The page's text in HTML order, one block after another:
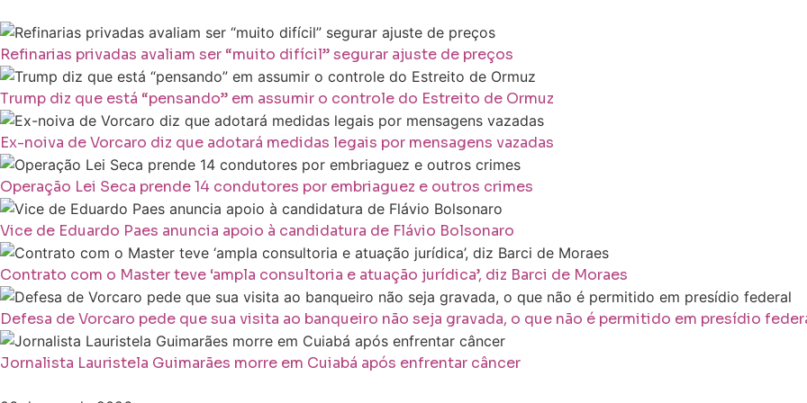
Refinarias privadas avaliam ser “muito difícil” segurar ajuste de preços
Trump diz que está “pensando” em assumir o controle do Estreito de Ormuz
Ex-noiva de Vorcaro diz que adotará medidas legais por mensagens vazadas
Operação Lei Seca prende 14 condutores por embriaguez e outros crimes
Vice de Eduardo Paes anuncia apoio à candidatura de Flávio Bolsonaro
Contrato com o Master teve ‘ampla consultoria e atuação jurídica’, diz Barci de Moraes
Defesa de Vorcaro pede que sua visita ao banqueiro não seja gravada, o que não é permitido em presídio
Jornalista Lauristela Guimarães morre em Cuiabá após enfrentar câncer